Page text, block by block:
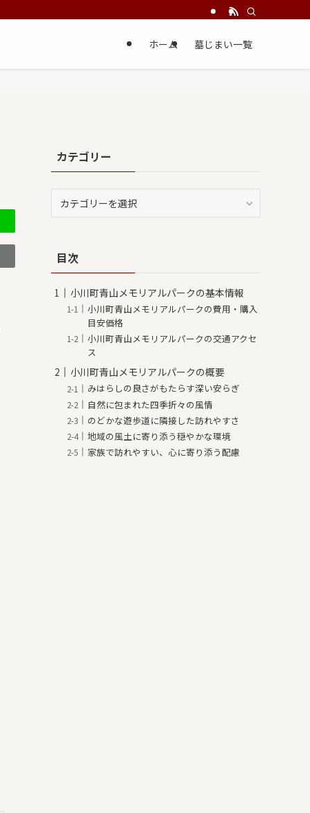
ホーム 墓じまい一覧
カテゴリー
テ
リ目次
小川町青山メモリアルパークの基本情報
小川町青山メモリアルパークの費用・購入
目安価格
小川町青山メモリアルパークの交通アクセ
ス
小川町青山メモリアルパークの概要
みはらしの良さがもたらす深い安らぎ
自然に包まれた四季折々の風情
のどかな遊歩道に隣接した訪れやすさ
地域の風土に寄り添う穏やかな環境
家族で訪れやすい、心に寄り添う配慮